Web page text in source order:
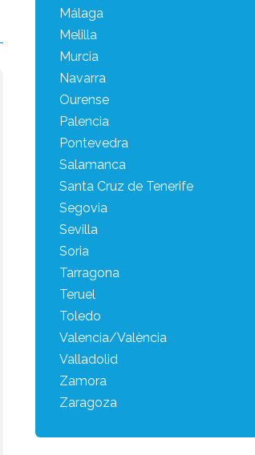
Málaga
Melilla
Murcia
Navarra
Ourense
Palencia
Pontevedra
Salamanca
Santa Cruz de Tenerife
Segovia
Sevilla
Soria
Tarragona
Teruel
Toledo
Valencia/València
Valladolid
Zamora
Zaragoza